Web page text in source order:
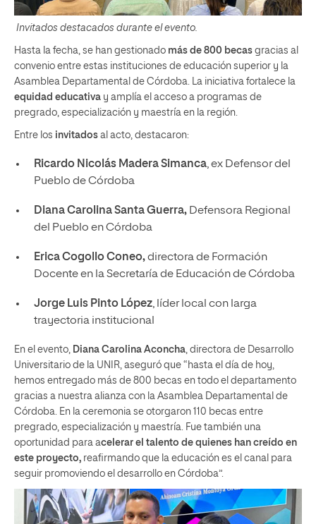
Invitados destacados durante el evento.
Hasta la fecha, se han gestionado más de 800 becas gracias al
convenio entre estas instituciones de educación superior y la
Asamblea Departamental de Córdoba. La iniciativa fortalece la
equidad educativa y amplía el acceso a programas de
pregrado, especialización y maestría en la región.
Entre los invitados al acto, destacaron:
Ricardo Nicolás Madera Simanca, ex Defensor del
Pueblo de Córdoba
Diana Carolina Santa Guerra,Defensora Regional
del Pueblo en Córdoba
Erica Cogollo Coneo,directora de Formación
Docente en la Secretaría de Educación de Córdoba
Jorge Luis Pinto López, líder local con larga
trayectoria institucional
En el evento, Diana Carolina Aconcha, directora de Desarrollo
Universitario de la UNIR, aseguró que “hasta el día de hoy,
hemos entregado más de 800 becas en todo el departamento
gracias a nuestra alianza con la Asamblea Departamental de
Córdoba. En la ceremonia se otorgaron 110 becas entre
pregrado, especialización y maestría. Fue también una
oportunidad para acelerar el talento de quienes han creído en
este proyecto, reafirmando que la educación es el canal para
seguir promoviendo el desarrollo en Córdoba”.